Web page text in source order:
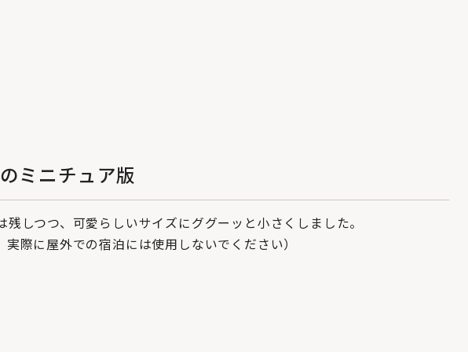
ミニチュア版
残しつつ、可愛らしいサイズにググーッと小さくしました。
実際に屋外での宿泊には使用しないでください）